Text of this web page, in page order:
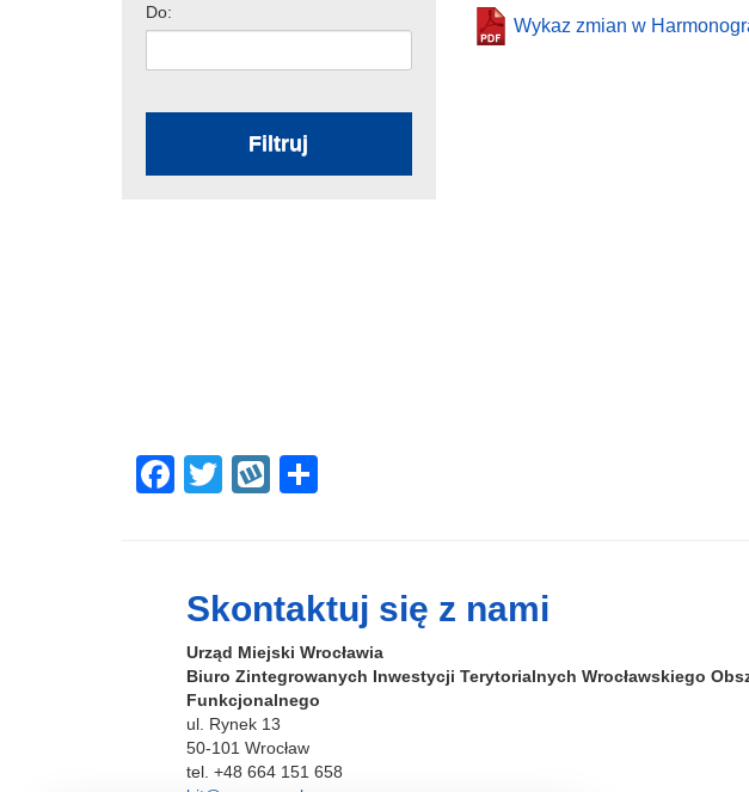
Do:
Filtruj
F
e
b
o
o
k
T
W
p
e
Wykaz zmian w
Skontaktuj się z nami
Urząd Miejski Wrocławia
Biuro Zintegrowanych Inwestycji Terytorialnych Wrocławskiego
Funkcjonalnego
ul. Rynek 13
50-101 Wrocław
tel. +48 664 151 658